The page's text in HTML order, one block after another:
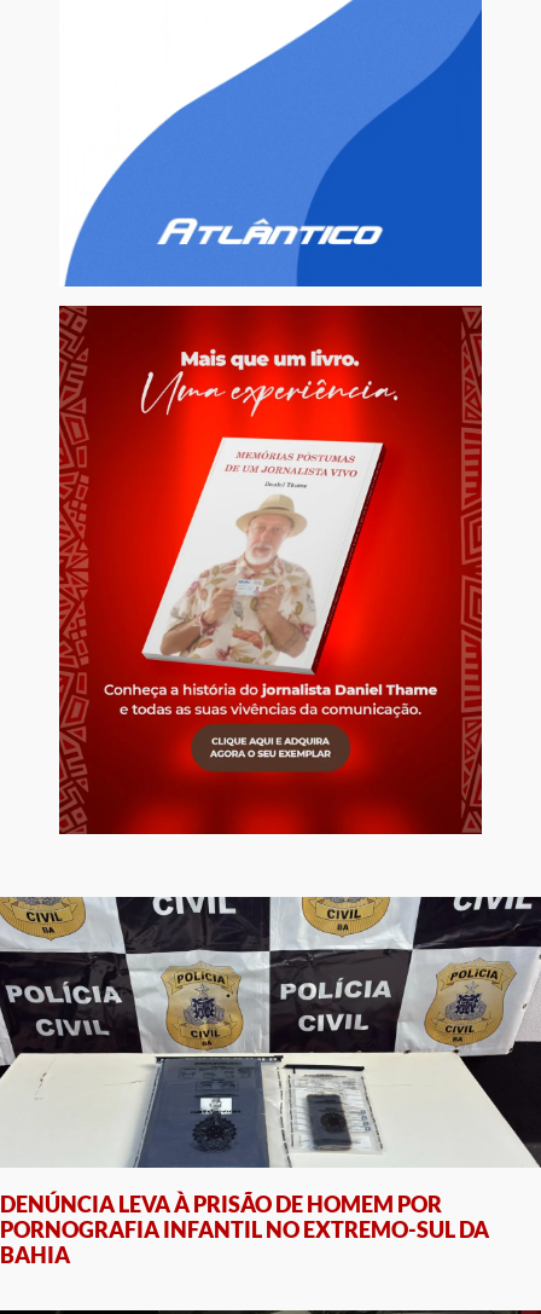
DENÚNCIA LEVA À PRISÃO DE HOMEM POR
PORNOGRAFIA INFANTIL NO EXTREMO-SUL DA
BAHIA